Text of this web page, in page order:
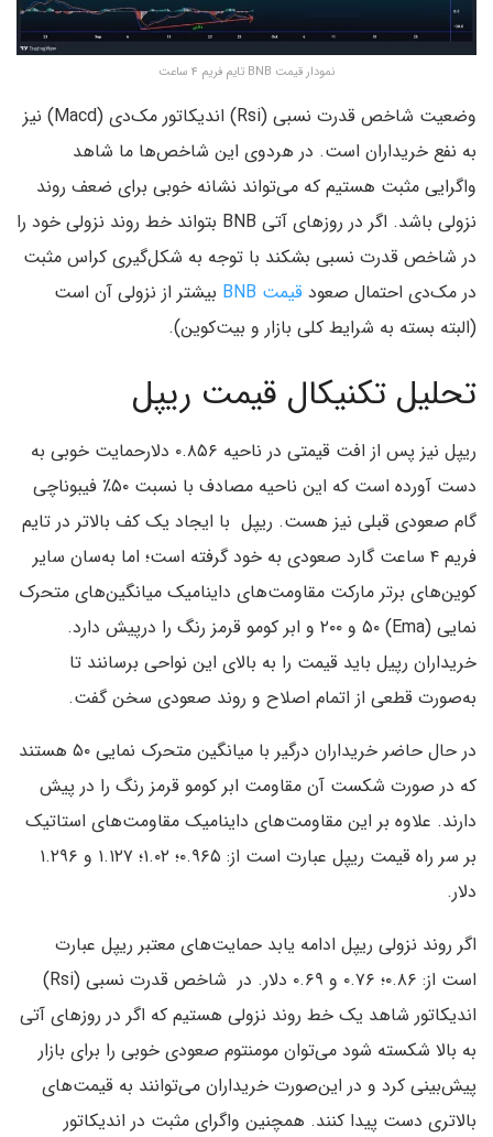
نمودار قیمت BNB تایم فریم ۴ ساعت
وضعیت شاخص قدرت نسبی (Rsi) اندیکاتور مک‌دی (Macd) نیز
به نفع خریداران است. در هردوی این شاخص‌ها ما شاهد
واگرایی مثبت هستیم که می‌تواند نشانه خوبی برای ضعف روند
نزولی باشد. اگر در روزهای آتی BNB بتواند خط روند نزولی خود را
در شاخص قدرت نسبی بشکند با توجه به شکل‌گیری کراس مثبت
در مک‌دی احتمال صعود قیمت BNB
بیشتر از نزولی آن است
(البته بسته به شرایط کلی بازار و بیت‌کوین).
تحلیل تکنیکال قیمت ریپل
ریپل نیز پس از افت قیمتی در ناحیه ۰.۸۵۶ دلارحمایت خوبی به
دست آورده است که این ناحیه مصادف با نسبت ۵۰٪ فیبوناچی
گام صعودی قبلی نیز هست. ریپل با ایجاد یک کف بالاتر در تایم
فریم ۴ ساعت گارد صعودی به خود گرفته است؛ اما به‌سان سایر
کوین‌های برتر مارکت مقاومت‌های داینامیک میانگین‌های متحرک
نمایی (Ema) ۵۰ و ۲۰۰ و ابر کومو قرمز رنگ را درپیش دارد.
خریداران رپیل باید قیمت را به بالای این نواحی برسانند تا
به‌صورت قطعی از اتمام اصلاح و روند صعودی سخن گفت.
در حال حاضر خریداران درگیر با میانگین متحرک نمایی ۵۰ هستند
که در صورت شکست آن مقاومت ابر کومو قرمز رنگ را در پیش
دارند. علاوه بر این مقاومت‌های داینامیک مقاومت‌های استاتیک
بر سر راه قیمت ریپل عبارت است از: ۰.۹۶۵؛ ۱.۰۲؛ ۱.۱۲۷ و ۱.۲۹۶
دلار.
اگر روند نزولی ریپل ادامه یابد حمایت‌های معتبر ریپل عبارت
است از: ۰.۸۶؛ ۰.۷۶ و ۰.۶۹ دلار. در شاخص قدرت نسبی (Rsi)
اندیکاتور شاهد یک خط روند نزولی هستیم که اگر در روزهای آتی
به بالا شکسته شود می‌توان مومنتوم صعودی خوبی را برای بازار
پیش‌بینی کرد و در این‌صورت خریداران می‌توانند به قیمت‌های
بالاتری دست پیدا کنند. همچنین واگرای مثبت در اندیکاتور